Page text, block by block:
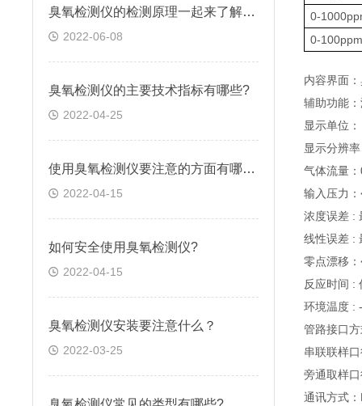
臭氧检测仪的检测原理一起来了解下吧！
2022-06-08
臭氧检测仪的主要技术指标有哪些?
2022-04-25
使用臭氧检测仪要注意的方面有哪些?
2022-04-15
如何安全使用臭氧检测仪?
2022-04-15
臭氧检测仪安装要注意什么？
2022-03-25
0-
0-100ppm
内容界面
辅助功能
显示单位
显示分辨
气体流量
输入压力
浓度误差 :
线性误差 :
零点漂移
反应时间 :
环境温度 :
管路接口
串联联样
旁通取样
通讯方式